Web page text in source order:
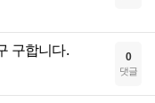
구합니다. 0
댓글